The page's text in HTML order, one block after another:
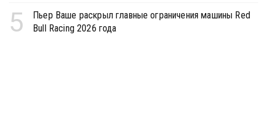
5
Пьер Ваше раскрыл главные ограничения машины Red
Bull Racing 2026 года